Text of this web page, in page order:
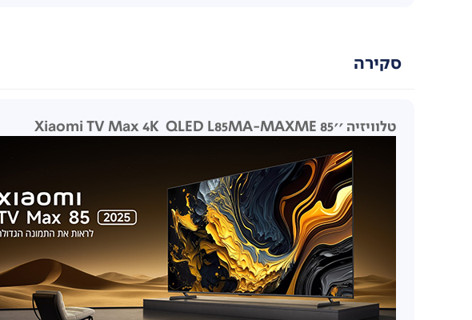
סקירה
טלוויזיה ''85 Xiaomi TV Max 4K QLED L85MA-MAXME